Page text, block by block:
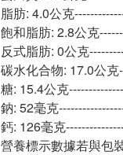
脂肪: 4.0公克
飽和脂肪: 2.8公克
反式脂肪: 0公克
碳水化合物: 17.0公克
糖: 15.4公克
鈉: 52毫克
鈣: 126毫克
營養標示數據若與包